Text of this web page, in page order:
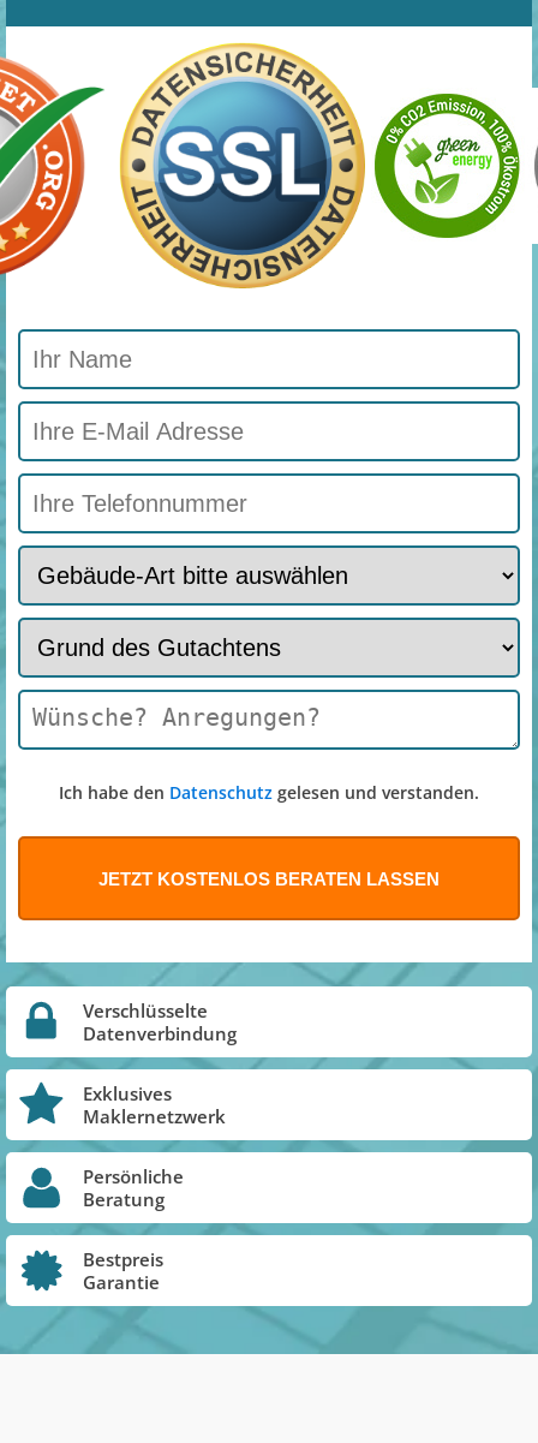
Ich habe den Datenschutz gelesen und verstanden.
Verschlüsselte
Datenverbindung
Exklusives
Maklernetzwerk
Persönliche
Beratung
Bestpreis
Garantie